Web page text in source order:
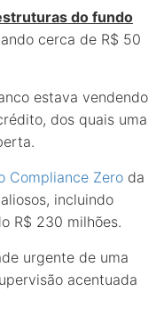
do fundo
cerca de R$ 50
estava vendendo
dos quais uma
Compliance Zero da
incluindo
R$ 230 milhões.
urgente de uma
acentuada